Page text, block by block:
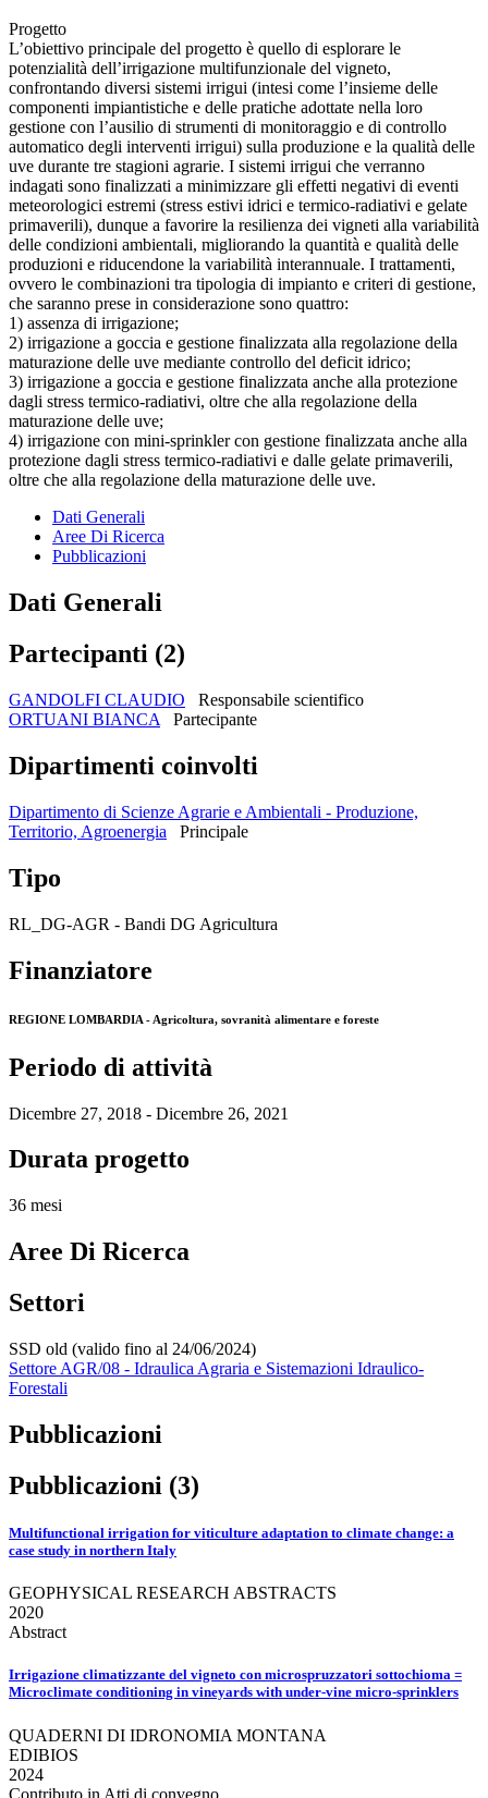
Progetto
L’obiettivo principale del progetto è quello di esplorare le
potenzialità dell’irrigazione multifunzionale del vigneto,
confrontando diversi sistemi irrigui (intesi come l’insieme delle
componenti impiantistiche e delle pratiche adottate nella loro
gestione con l’ausilio di strumenti di monitoraggio e di controllo
automatico degli interventi irrigui) sulla produzione e la qualità delle
uve durante tre stagioni agrarie. I sistemi irrigui che verranno
indagati sono finalizzati a minimizzare gli effetti negativi di eventi
meteorologici estremi (stress estivi idrici e termico-radiativi e gelate
primaverili), dunque a favorire la resilienza dei vigneti alla variabilità
delle condizioni ambientali, migliorando la quantità e qualità delle
produzioni e riducendone la variabilità interannuale. I trattamenti,
ovvero le combinazioni tra tipologia di impianto e criteri di gestione,
che saranno prese in considerazione sono quattro:
1) assenza di irrigazione;
2) irrigazione a goccia e gestione finalizzata alla regolazione della
maturazione delle uve mediante controllo del deficit idrico;
3) irrigazione a goccia e gestione finalizzata anche alla protezione
dagli stress termico-radiativi, oltre che alla regolazione della
maturazione delle uve;
4) irrigazione con mini-sprinkler con gestione finalizzata anche alla
protezione dagli stress termico-radiativi e dalle gelate primaverili,
oltre che alla regolazione della maturazione delle uve.
Dati Generali
Aree Di Ricerca
Pubblicazioni
Dati Generali
Partecipanti (2)
GANDOLFI CLAUDIO
Responsabile scientifico
ORTUANI BIANCA
Partecipante
Dipartimenti coinvolti
Dipartimento di Scienze Agrarie e Ambientali - Produzione,
Territorio, Agroenergia
Principale
Tipo
RL_DG-AGR - Bandi DG Agricultura
Finanziatore
REGIONE LOMBARDIA - Agricoltura, sovranità alimentare e foreste
Periodo di attività
Dicembre 27, 2018 - Dicembre 26, 2021
Durata progetto
36 mesi
Aree Di Ricerca
Settori
SSD old (valido fino al 24/06/2024)
Settore AGR/08 - Idraulica Agraria e Sistemazioni Idraulico-
Forestali
Pubblicazioni
Pubblicazioni (3)
Multifunctional irrigation for viticulture adaptation to climate change: a
case study in northern Italy
GEOPHYSICAL RESEARCH ABSTRACTS
2020
Abstract
Irrigazione climatizzante del vigneto con microspruzzatori sottochioma =
Microclimate conditioning in vineyards with under‐vine micro‐sprinklers
QUADERNI DI IDRONOMIA MONTANA
EDIBIOS
2024
Contributo in Atti di convegno